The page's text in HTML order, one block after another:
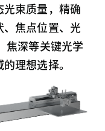
光束质量，精确
、焦点位置、光
焦深等关键光学
理想选择。